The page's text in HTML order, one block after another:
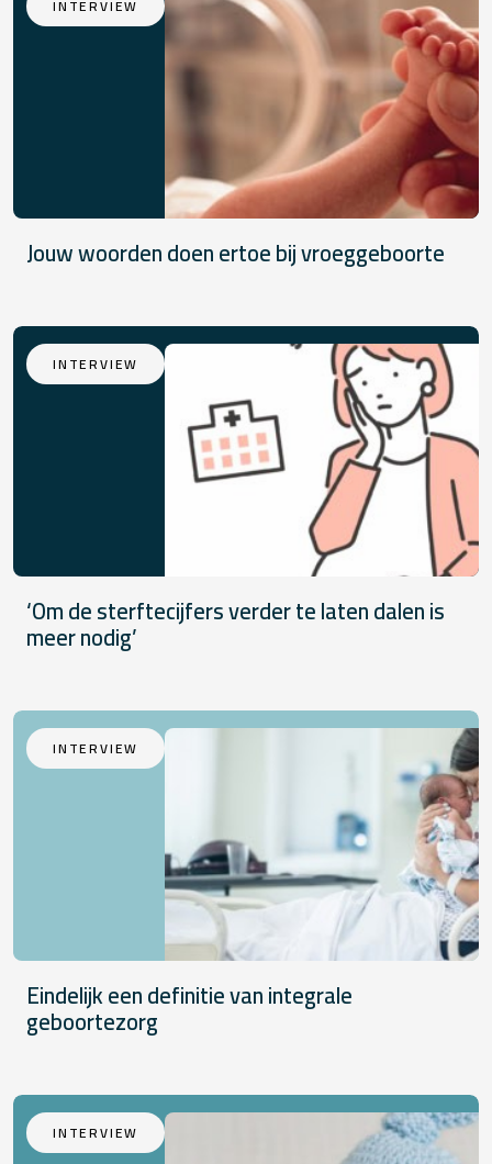
INTERVIEW
Jouw woorden doen ertoe bij vroeggeboorte
INTERVIEW
‘Om de sterftecijfers verder te laten dalen is
meer nodig’
INTERVIEW
Eindelijk een definitie van integrale
geboortezorg
INTERVIEW